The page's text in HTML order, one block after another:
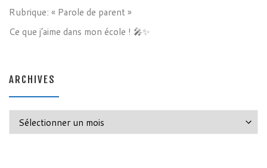
Rubrique: « Parole de parent »
Ce que j’aime dans mon école ! 🎤✨
ARCHIVES